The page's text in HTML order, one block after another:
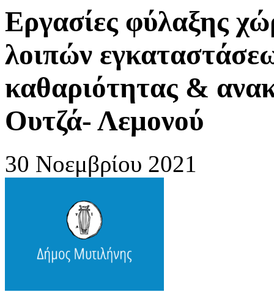
Εργασίες φύλαξης
λοιπών
καθαριότητας &
Ουτζά- Λεμονού
30 Νοεμβρίου 2021